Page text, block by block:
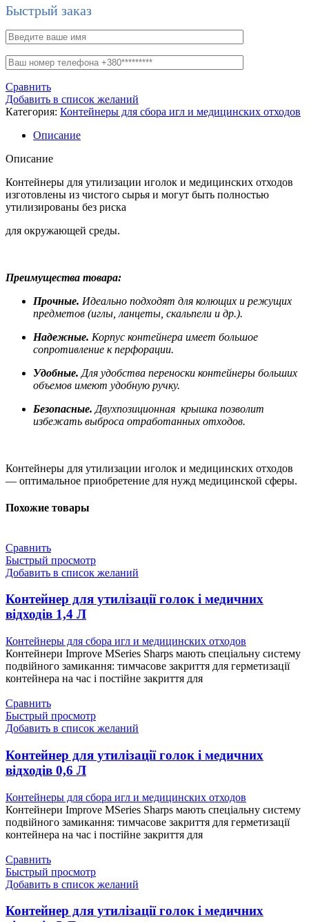
Быстрый заказ
Сравнить
Добавить в список желаний
Категория: Контейнеры для сбора игл и медицинских отходов
Описание
Описание
Контейнеры для утилизации иголок и медицинских отходов
изготовлены из чистого сырья и могут быть полностью
утилизированы без риска
для окружающей среды.
Преимущества товара:
Прочные. Идеально подходят для колющих и режущих
предметов (иглы, ланцеты, скальпели и др.).
Надежные. Корпус контейнера имеет большое
сопротивление к перфорации.
Удобные. Для удобства переноски контейнеры больших
объемов имеют удобную ручку.
Безопасные. Двухпозиционная крышка позволит
избежать выброса отработанных отходов.
Контейнеры для утилизации иголок и медицинских отходов
— оптимальное приобретение для нужд медицинской сферы.
Похожие товары
Сравнить
Быстрый просмотр
Добавить в список желаний
Контейнер для утилізації голок і медичних
відходів 1,4 Л
Контейнеры для сбора игл и медицинских отходов
Контейнери Improve MSeries Sharps мають спеціальну систему
подвійного замикання: тимчасове закриття для герметизації
контейнера на час і постійне закриття для
Сравнить
Быстрый просмотр
Добавить в список желаний
Контейнер для утилізації голок і медичних
відходів 0,6 Л
Контейнеры для сбора игл и медицинских отходов
Контейнери Improve MSeries Sharps мають спеціальну систему
подвійного замикання: тимчасове закриття для герметизації
контейнера на час і постійне закриття для
Сравнить
Быстрый просмотр
Добавить в список желаний
Контейнер для утилізації голок і медичних